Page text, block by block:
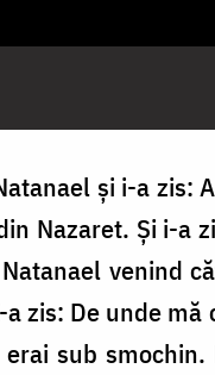
şi i-a zis:
Nazaret. Şi i-a
venind
zis: De unde mă
sub smochin.